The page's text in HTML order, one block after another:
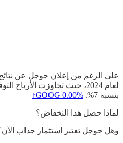
على الرغم من إعلان جوجل عن نتائج
لعام 2024، حيث تجاوزت
بنسبة 7%.
GOOG 0.00%↑
لماذا حصل هذا النخفاض؟
وهل جوجل تعتبر استثمار جذاب